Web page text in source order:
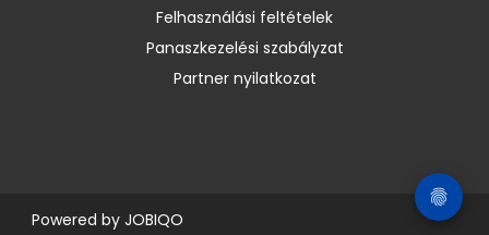
Felhasználási feltételek
Panaszkezelési szabályzat
Partner nyilatkozat
Powered by JOBIQO